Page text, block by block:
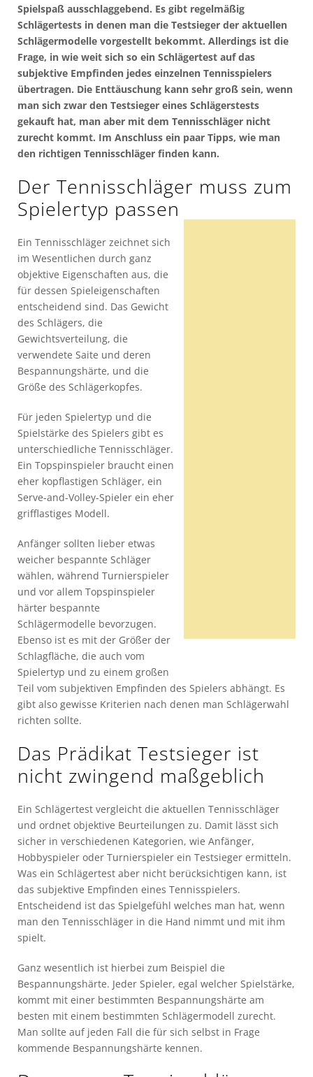
Spielspaß ausschlaggebend. Es gibt regelmäßig
Schlägertests in denen man die Testsieger der aktuellen
Schlägermodelle vorgestellt bekommt. Allerdings ist die
Frage, in wie weit sich so ein Schlägertest auf das
subjektive Empfinden jedes einzelnen Tennisspielers
übertragen. Die Enttäuschung kann sehr groß sein, wenn
man sich zwar den Testsieger eines Schlägerstests
gekauft hat, man aber mit dem Tennisschläger nicht
zurecht kommt. Im Anschluss ein paar Tipps, wie man
den richtigen Tennisschläger finden kann.
Der Tennisschläger muss zum
Spielertyp passen
Ein Tennisschläger zeichnet sich
im Wesentlichen durch ganz
objektive Eigenschaften aus, die
für dessen Spieleigenschaften
entscheidend sind. Das Gewicht
des Schlägers, die
Gewichtsverteilung, die
verwendete Saite und deren
Bespannungshärte, und die
Größe des Schlägerkopfes.
Für jeden Spielertyp und die
Spielstärke des Spielers gibt es
unterschiedliche Tennisschläger.
Ein Topspinspieler braucht einen
eher kopflastigen Schläger, ein
Serve-and-Volley-Spieler ein eher
grifflastiges Modell.
Anfänger sollten lieber etwas
weicher bespannte Schläger
wählen, während Turnierspieler
und vor allem Topspinspieler
härter bespannte
Schlägermodelle bevorzugen.
Ebenso ist es mit der Größer der
Schlagfläche, die auch vom
Spielertyp und zu einem großen
Teil vom subjektiven Empfinden des Spielers abhängt. Es
gibt also gewisse Kriterien nach denen man Schlägerwahl
richten sollte.
Das Prädikat Testsieger ist
nicht zwingend maßgeblich
Ein Schlägertest vergleicht die aktuellen Tennisschläger
und ordnet objektive Beurteilungen zu. Damit lässt sich
sicher in verschiedenen Kategorien, wie Anfänger,
Hobbyspieler oder Turnierspieler ein Testsieger ermitteln.
Was ein Schlägertest aber nicht berücksichtigen kann, ist
das subjektive Empfinden eines Tennisspielers.
Entscheidend ist das Spielgefühl welches man hat, wenn
man den Tennisschläger in die Hand nimmt und mit ihm
spielt.
Ganz wesentlich ist hierbei zum Beispiel die
Bespannungshärte. Jeder Spieler, egal welcher Spielstärke,
kommt mit einer bestimmten Bespannungshärte am
besten mit einem bestimmten Schlägermodell zurecht.
Man sollte auf jeden Fall die für sich selbst in Frage
kommende Bespannungshärte kennen.